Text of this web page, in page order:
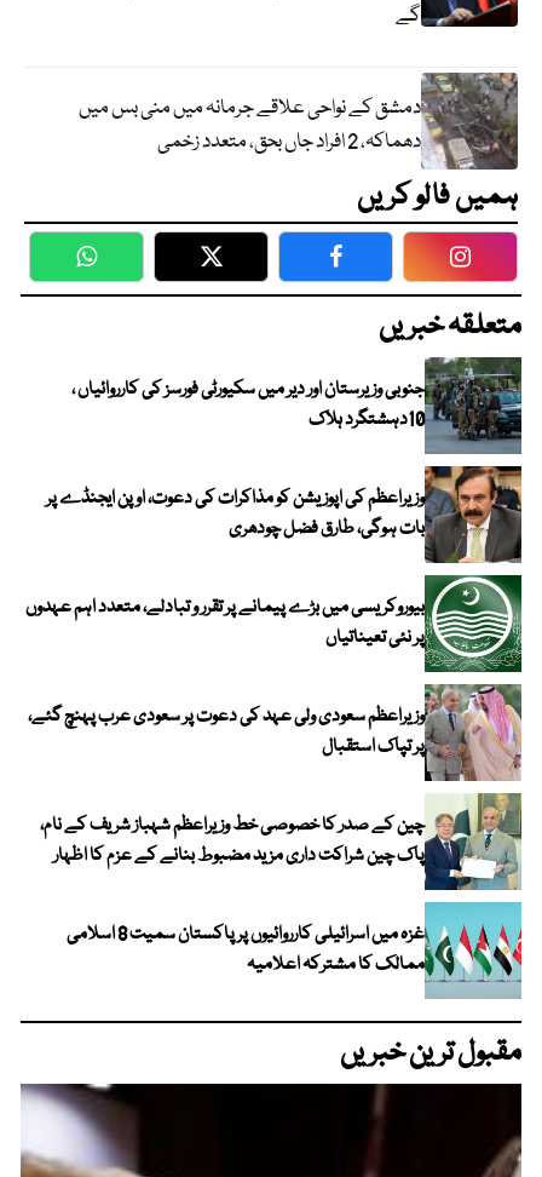
گے
دمشق کے نواحی علاقے جرمانہ میں منی بس میں
دھماکہ، 2 افراد جاں بحق، متعدد زخمی
ہمیں فالو کریں
WhatsApp Twitter Facebook
متعلقہ خبریں
جنوبی وزیرستان اور دیر میں سکیورٹی فورسز کی کارروائیاں ،
10دہشتگرد ہلاک
وزیراعظم کی اپوزیشن کو مذاکرات کی دعوت، اوپن ایجنڈے پر
بات ہوگی، طارق فضل چودھری
بیوروکریسی میں بڑے پیمانے پر تقرر و تبادلے، متعدد اہم عہدوں
پر نئی تعیناتیاں
وزیراعظم سعودی ولی عہد کی دعوت پر سعودی عرب پہنچ گئے،
پر تپاک استقبال
چین کے صدر کا خصوصی خط وزیراعظم شہباز شریف کے نام،
پاک چین شراکت داری مزید مضبوط بنانے کے عزم کا اظہار
غزہ میں اسرائیلی کارروائیوں پر پاکستان سمیت 8 اسلامی
ممالک کا مشترکہ اعلامیہ
مقبول ترین خبریں